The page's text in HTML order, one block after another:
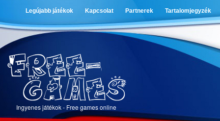
Legújabb játékok Kapcsolat Partnerek Tartalomjegyzék
Ingyenes játékok - Free games online